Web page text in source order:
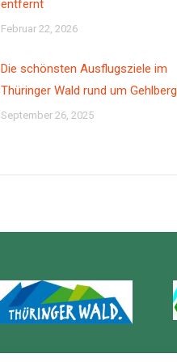
entfernt
Februar 22, 2026
Die schönsten Ausflugsziele im
Thüringer Wald rund um Gehlberg
September 26, 2025